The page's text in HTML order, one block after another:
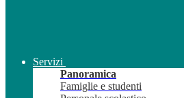
Servizi
Panoramica
Famiglie e studenti